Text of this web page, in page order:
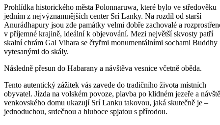
Prohlídka historického města Polonnaruwa, které bylo ve středověku
jedním z nejvýznamnějších center Srí Lanky. Na rozdíl od starší
Anurádhapury jsou zde památky velmi dobře zachovalé a
v příjemné krajině, ideální k objevování. Mezi největší skvosty patří
skalní chrám Gal Vihara se čtyřmi monumentálními sochami Buddhy
vytesanými do skály.
Následně přesun do Habarany a návštěva vesnice včetně oběda.
Tento autentický zážitek vás zavede do tradičního života místních
obyvatel. Jízda na volském povoze, plavba po klidném jezeře a
venkovského domu ukazují Srí Lanku takovou, jaká skutečně je –
jednoduchou, srdečnou a hluboce spjatou s přírodou.